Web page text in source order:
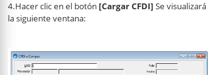
4.Hacer clic en el botón [Cargar CFDI] Se visualizará
la siguiente ventana: